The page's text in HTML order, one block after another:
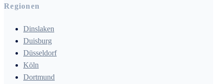
Regionen
Dinslaken
Duisburg
Düsseldorf
Köln
Dortmund